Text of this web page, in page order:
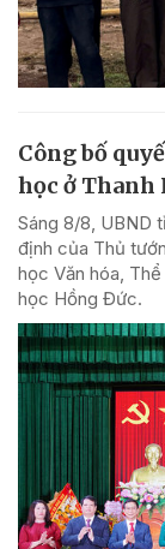
Công bố
học ở Thanh
Sáng 8/8, UBND
định của Thủ
học Văn hóa,
học Hồng Đức.